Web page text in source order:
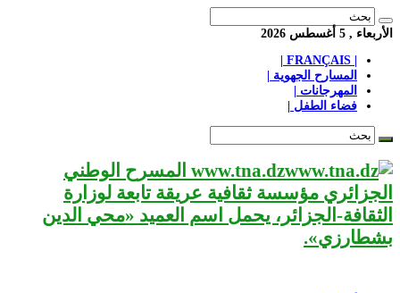
الأربعاء , 5 أغسطس 2026
المسارح الجهوية |
المهرجانات |
فضاء الطفل |
www.tna.dz المسرح الوطني
الجزائري مؤسسة ثقافية عريقة تابعة لوزارة
الثقافة-الجزائر، يحمل اسم العميد «محي الدين
بشطارزي».